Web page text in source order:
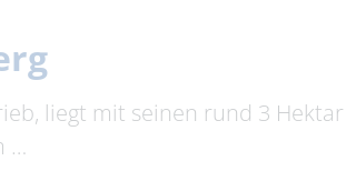
liegt mit seinen rund 3
…